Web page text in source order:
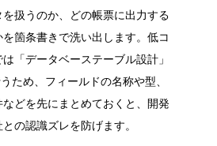
を扱うのか、どの帳票に出力する
箇条書きで洗い出します。低コ
「データベーステーブル設計」
ため、フィールドの名称や型、
などを先にまとめておくと、開発
の認識ズレを防げます。